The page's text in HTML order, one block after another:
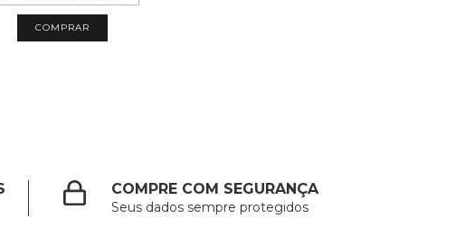
COMPRE COM SEGURANÇA
Seus dados sempre protegidos